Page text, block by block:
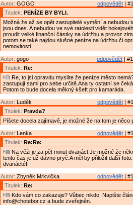
odpovědět |
Autor: GOGO
Titulek: PENÍZE BY BYLI.
Možná že až se opět zastupitelé vymění a nebudou
jsou dnes. A nebudou ve své ratolesti vidět
proudit velké finanční částky na údržbu a provoz
potom se také najdou slušné peníze na údržbu či
nemovitosti.
odpovědět |
Autor: gogo
Titulek: Re:
Re, to jsi opravdu myslíte že peníze město
zastupují sami pro sebe určitě.Ana ty ostatní se
Potom to bude docela měkný kšeft pro kamaráda.
odpovědět |
Autor: Luděk
Titulek: Pravda?
Píšete docela zajímavě, je možné že na tom je něco
odpovědět |
Autor: Lenka
Titulek: Re:Re:
Na věži je za pět minut dvanáct.Je možné že
tento čas je už dávno pryč.A měl by přiložit další
dvanácté!!
odpovědět |
Autor: Zbyněk Mrkvička
Titulek: Re:
Kdo vám co zakazuje? Vůbec nikdo. Napište
info@chotebor.cz a bude zveřejněn.